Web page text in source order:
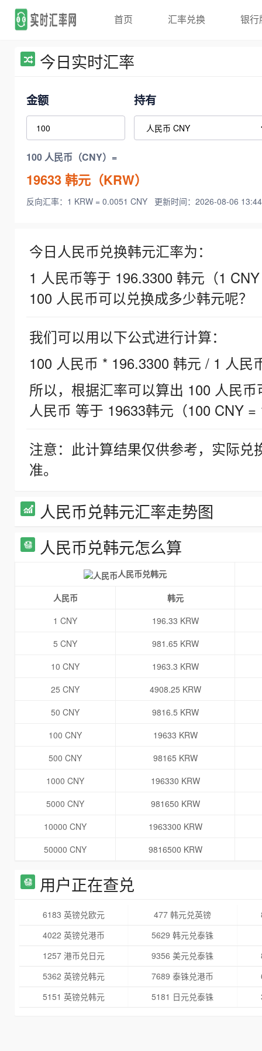
首页 汇率兑换 银行
今日实时汇率
金额 持有
100 人民币（CNY）=
19633韩元（KRW）
反向汇率：1 KRW = 0.0051 CNY 更新时间：2026-08-06
今日人民币兑换韩元汇率为：
1 人民币等于 196.3300 韩元（1
100 人民币可以兑换成多少韩元呢？
我们可以用以下公式进行计算：
100 人民币 * 196.3300 韩元 / 1 人民
所以，根据汇率可以算出 100 人民
人民币 等于 19633韩元（100 CNY =
注意：此计算结果仅供参考，实际
准。
人民币兑韩元汇率走势图
人民币兑韩元怎么算
人民币兑韩元
人民币
韩元
1 CNY
196.33 KRW
5 CNY
981.65 KRW
10 CNY
1963.3 KRW
25 CNY
4908.25 KRW
50 CNY
9816.5 KRW
100 CNY
19633 KRW
500 CNY
98165 KRW
1000 CNY
196330 KRW
5000 CNY
981650 KRW
10000 CNY
1963300 KRW
50000 CNY
9816500 KRW
用户正在查兑
6183 英镑兑欧元 477 韩元兑英镑
4022 英镑兑港币
5629 韩元兑泰铢
1257 港币兑日元
9356 美元兑泰铢
5362 英镑兑韩元
7689 泰铢兑港币
5151 英镑兑韩元
5181 日元兑泰铢